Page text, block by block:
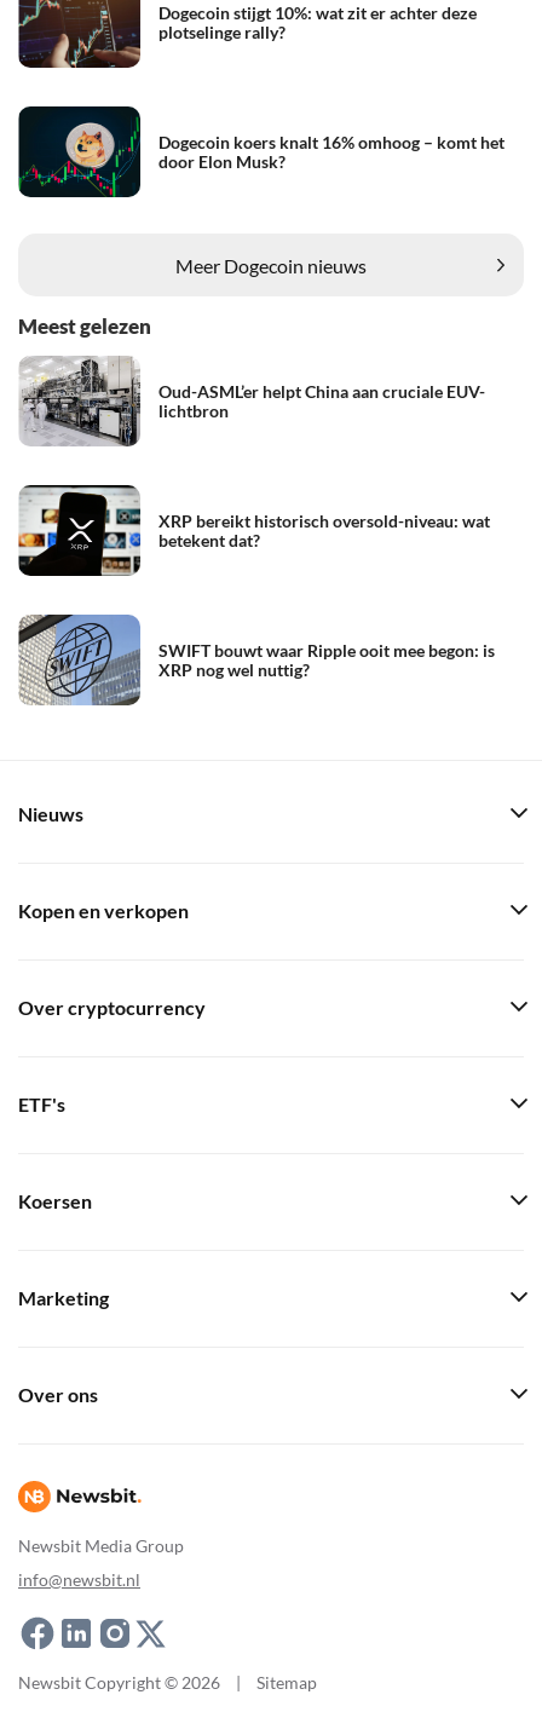
Dogecoin stijgt 10%: wat zit er achter deze
plotselinge rally?
Dogecoin koers knalt 16% omhoog – komt het
door Elon Musk?
Meer Dogecoin nieuws
Meest gelezen
Oud-ASML’er helpt China aan cruciale EUV-
lichtbron
XRP bereikt historisch oversold-niveau: wat
betekent dat?
SWIFT bouwt waar Ripple ooit mee begon: is
XRP nog wel nuttig?
Newsbit Media Group
info@newsbit.nl
Nieuws
Kopen en verkopen
Over cryptocurrency
ETF's
Koersen
Marketing
Over ons
Newsbit Copyright © 2026 | Sitemap